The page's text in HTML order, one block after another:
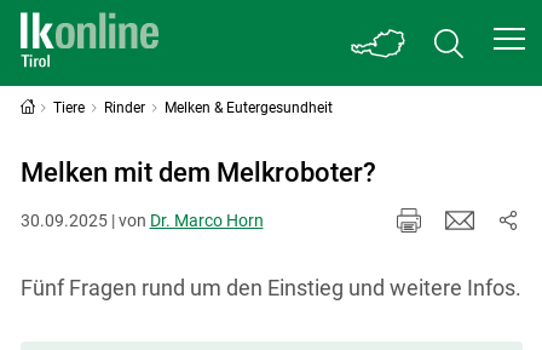
Tiere Rinder Melken & Eutergesundheit
Melken mit dem Melkroboter?
30.09.2025 | von Dr. Marco Horn
Fünf Fragen rund um den Einstieg und weitere Infos.